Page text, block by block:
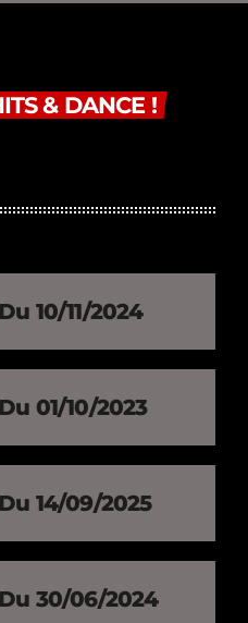
& DANCE !
10/11/2024
01/10/2023
14/09/2025
30/06/2024